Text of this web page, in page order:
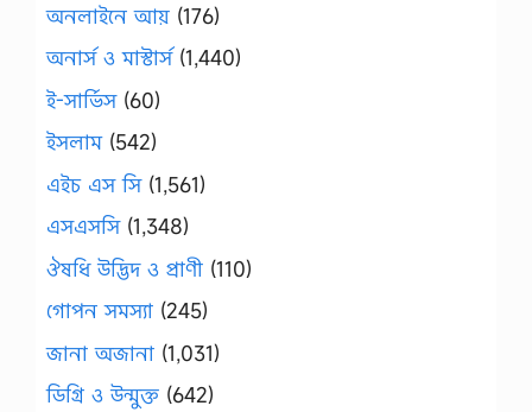
অনলাইনে আয় (176)
অনার্স ও মাস্টার্স(1,440)
ই-সার্ভিস(60)
ইসলাম(542)
এইচ এস সি(1,561)
এসএসসি(1,348)
ঔষধি উদ্ভিদ ও প্রাণী (110)
গোপন সমস্যা (245)
জানা অজানা (1,031)
ডিগ্রি ও উন্মুক্ত (642)